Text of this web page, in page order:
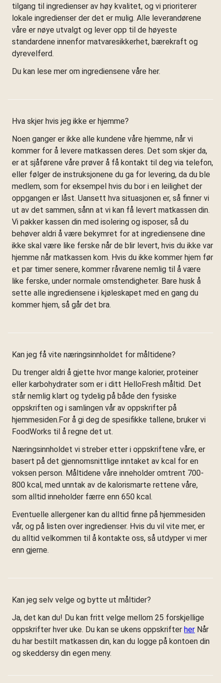
tilgang til ingredienser av høy kvalitet, og vi prioriterer
lokale ingredienser der det er mulig. Alle leverandørene
våre er nøye utvalgt og lever opp til de høyeste
standardene innenfor matvaresikkerhet, bærekraft og
dyrevelferd.
Du kan lese mer om ingrediensene våre her.
Hva skjer hvis jeg ikke er hjemme?
Noen ganger er ikke alle kundene våre hjemme, når vi
kommer for å levere matkassen deres. Det som skjer da,
er at sjåførene våre prøver å få kontakt til deg via telefon,
eller følger de instruksjonene du ga for levering, da du ble
medlem, som for eksempel hvis du bor i en leilighet der
oppgangen er låst. Uansett hva situasjonen er, så finner vi
ut av det sammen, sånn at vi kan få levert matkassen din.
Vi pakker kassen din med isolering og isposer, så du
behøver aldri å være bekymret for at ingrediensene dine
ikke skal være like ferske når de blir levert, hvis du ikke var
hjemme når matkassen kom. Hvis du ikke kommer hjem før
et par timer senere, kommer råvarene nemlig til å være
like ferske, under normale omstendigheter. Bare husk å
sette alle ingrediensene i kjøleskapet med en gang du
kommer hjem, så går det bra.
Kan jeg få vite næringsinnholdet for måltidene?
Du trenger aldri å gjette hvor mange kalorier, proteiner
eller karbohydrater som er i ditt HelloFresh måltid. Det
står nemlig klart og tydelig på både den fysiske
oppskriften og i samlingen vår av oppskrifter på
hjemmesiden.For å gi deg de spesifikke tallene, bruker vi
FoodWorks til å regne det ut.
Næringsinnholdet vi streber etter i oppskriftene våre, er
basert på det gjennomsnittlige inntaket av kcal for en
voksen person. Måltidene våre inneholder omtrent 700-
800 kcal, med unntak av de kalorismarte rettene våre,
som alltid inneholder færre enn 650 kcal.
Eventuelle allergener kan du alltid finne på hjemmesiden
vår, og på listen over ingredienser. Hvis du vil vite mer, er
du alltid velkommen til å kontakte oss, så utdyper vi mer
enn gjerne.
Kan jeg selv velge og bytte ut måltider?
Ja, det kan du! Du kan fritt velge mellom 25 forskjellige
oppskrifter hver uke. Du kan se ukens oppskrifter her Når
du har bestilt matkassen din, kan du logge på kontoen din
og skeddersy din egen meny.